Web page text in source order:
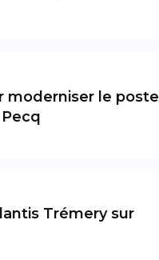
moderniser le poste
Trémery sur